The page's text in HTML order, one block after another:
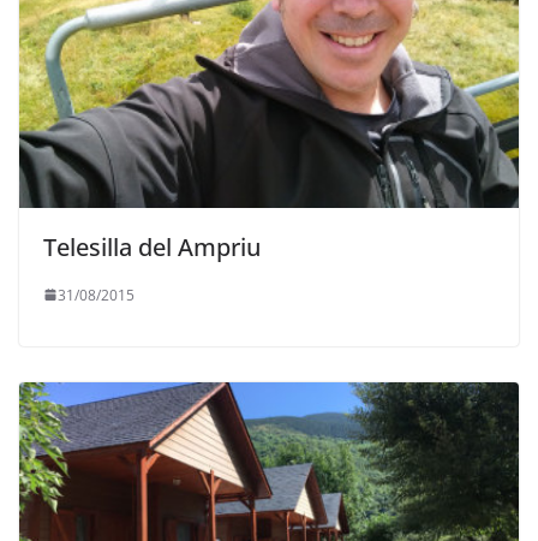
Telesilla del Ampriu
31/08/2015